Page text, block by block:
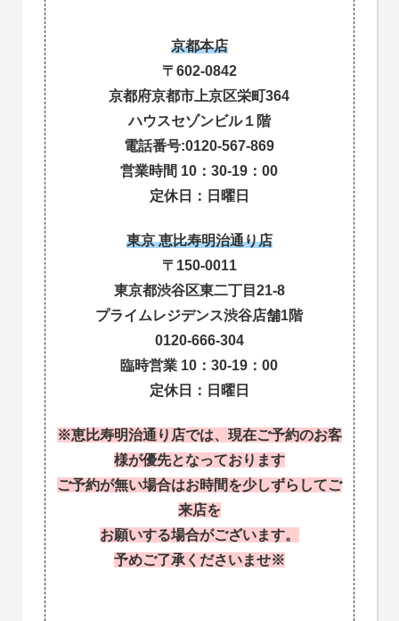
京都本店
〒602-0842
京都府京都市上京区栄町364
ハウスセゾンビル１階
電話番号:0120-567-869
営業時間 10：30-19：00
定休日：日曜日
東京 恵比寿明治通り店
〒150-0011
東京都渋谷区東二丁目21-8
プライムレジデンス渋谷店舗1階
0120-666-304
臨時営業 10：30-19：00
定休日：日曜日
※恵比寿明治通り店では、現在ご予約のお客
様が優先となっております
ご予約が無い場合はお時間を少しずらしてご
来店を
お願いする場合がございます。
予めご了承くださいませ※